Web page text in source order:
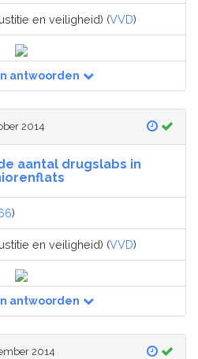
en veiligheid) (VVD)
antwoorden
2014
aantal drugslabs in
)
en veiligheid) (VVD)
antwoorden
2014